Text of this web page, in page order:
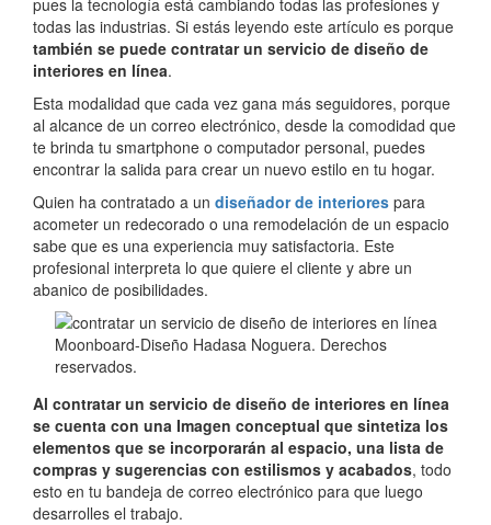
pues la tecnología está cambiando todas las profesiones y
todas las industrias. Si estás leyendo este artículo es porque
también se puede contratar un servicio de diseño de
interiores en línea.
Esta modalidad que cada vez gana más seguidores, porque
al alcance de un correo electrónico, desde la comodidad que
te brinda tu smartphone o computador personal, puedes
encontrar la salida para crear un nuevo estilo en tu hogar.
Quien ha contratado a un diseñador de interiores para
acometer un redecorado o una remodelación de un espacio
sabe que es una experiencia muy satisfactoria. Este
profesional interpreta lo que quiere el cliente y abre un
abanico de posibilidades.
Moonboard-Diseño Hadasa Noguera. Derechos
reservados.
Al contratar un servicio de diseño de interiores en línea
se cuenta con una Imagen conceptual que sintetiza los
elementos que se incorporarán al espacio, una lista de
compras y sugerencias con estilismos y acabados, todo
esto en tu bandeja de correo electrónico para que luego
desarrolles el trabajo.